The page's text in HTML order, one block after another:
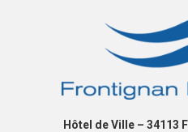
Hôtel de Ville – 34113